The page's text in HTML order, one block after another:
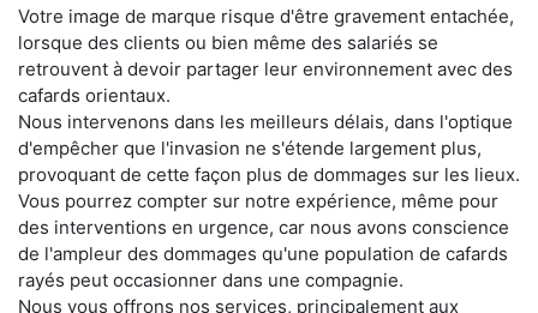
Votre image de marque risque d'être gravement entachée,
lorsque des clients ou bien même des salariés se
retrouvent à devoir partager leur environnement avec des
cafards orientaux.
Nous intervenons dans les meilleurs délais, dans l'optique
d'empêcher que l'invasion ne s'étende largement plus,
provoquant de cette façon plus de dommages sur les lieux.
Vous pourrez compter sur notre expérience, même pour
des interventions en urgence, car nous avons conscience
de l'ampleur des dommages qu'une population de cafards
rayés peut occasionner dans une compagnie.
Nous vous offrons nos services, principalement aux